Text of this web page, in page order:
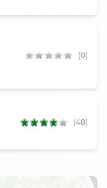
(0)
(48)